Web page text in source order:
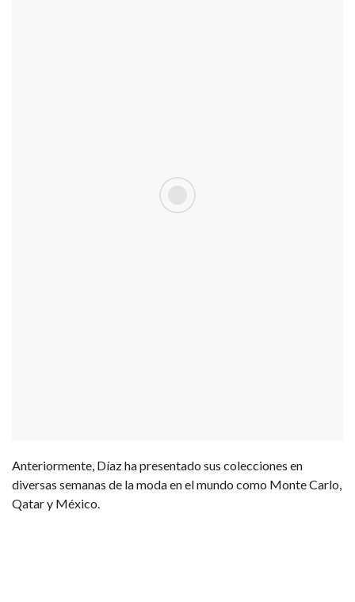
Anteriormente, Díaz ha presentado sus colecciones en
diversas semanas de la moda en el mundo como Monte Carlo,
Qatar y México.